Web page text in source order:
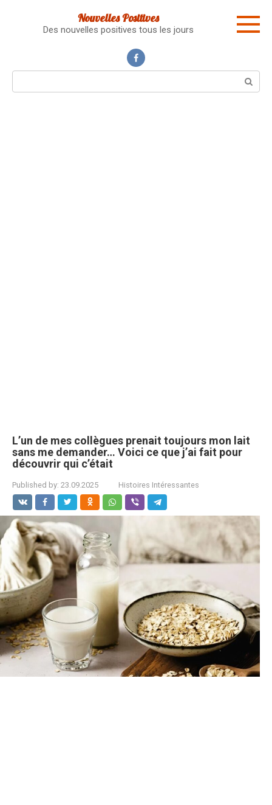
Nouvelles Positives
Des nouvelles positives tous les jours
L’un de mes collègues prenait toujours mon lait
sans me demander… Voici ce que j’ai fait pour
découvrir qui c’était
Published by: 23.09.2025 Histoires Intéressantes